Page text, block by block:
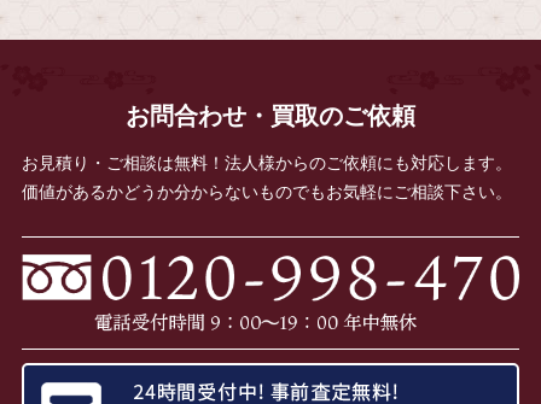
お問合わせ・買取のご依頼
お見積り・ご相談は無料！法人様からのご依頼にも対応します。
価値があるかどうか分からないものでもお気軽にご相談下さい。